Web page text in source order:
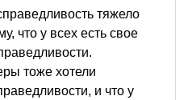
тяжело
что у всех есть свое
тоже хотели
и что у